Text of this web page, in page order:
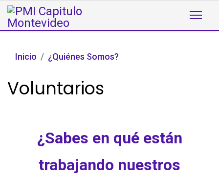
Inicio ¿Quiénes Somos?
Voluntarios
¿Sabes en qué están
trabajando nuestros